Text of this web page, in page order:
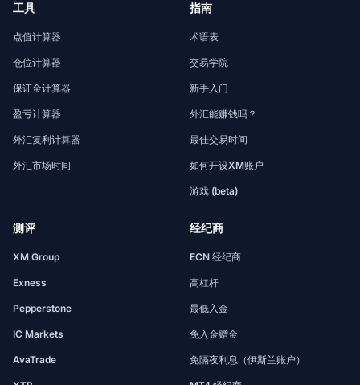
工具
点值计算器
仓位计算器
保证金计算器
盈亏计算器
外汇复利计算器
外汇市场时间
指南
术语表
交易学院
新手入门
外汇能赚钱吗？
最佳交易时间
如何开设XM账户
游戏 (beta)
测评
XM Group
Exness
Pepperstone
IC Markets
AvaTrade
经纪商
ECN 经纪商
高杠杆
最低入金
免入金赠金
免隔夜利息（伊斯兰账户）